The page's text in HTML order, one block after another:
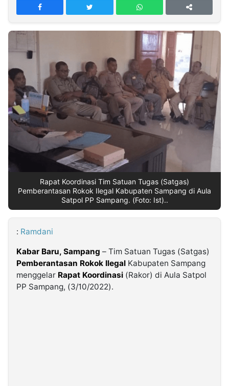
PT
TREETAN
MULTIMEDIA
INDONESIA
Partner
Insight
NTB
Suara
Time
Lens
IDN
Daily
Jogja
Jalan
Rakyat
Idealita
News
Kita
Notice
Radar
Baru
Seedbacklink
Follow
Kabarbaru
Rapat Koordinasi Tim Satuan Tugas (Satgas)
Pemberantasan Rokok Ilegal Kabupaten Sampang di Aula
Satpol PP Sampang. (Foto: Ist)..
: Ramdani
Kabar Baru, Sampang – Tim Satuan Tugas (Satgas)
Pemberantasan Rokok Ilegal Kabupaten Sampang
menggelar Rapat Koordinasi (Rakor) di Aula Satpol
PP Sampang, (3/10/2022).